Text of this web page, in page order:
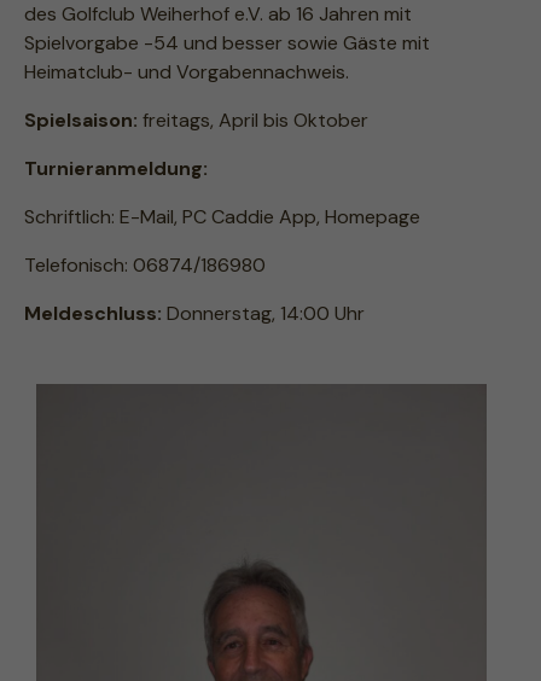
des Golfclub Weiherhof e.V. ab 16 Jahren mit
Spielvorgabe -54 und besser sowie Gäste mit
Heimatclub- und Vorgabennachweis.
Spielsaison: freitags, April bis Oktober
Turnieranmeldung:
Schriftlich: E-Mail, PC Caddie App, Homepage
Telefonisch: 06874/186980
Meldeschluss: Donnerstag, 14:00 Uhr